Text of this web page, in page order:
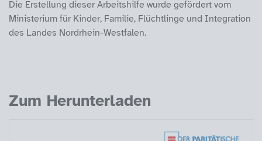
Die Erstellung dieser Arbeitshilfe wurde gefördert vom
Ministerium für Kinder, Familie, Flüchtlinge und Integration
des Landes Nordrhein-Westfalen.
Zum Herunterladen